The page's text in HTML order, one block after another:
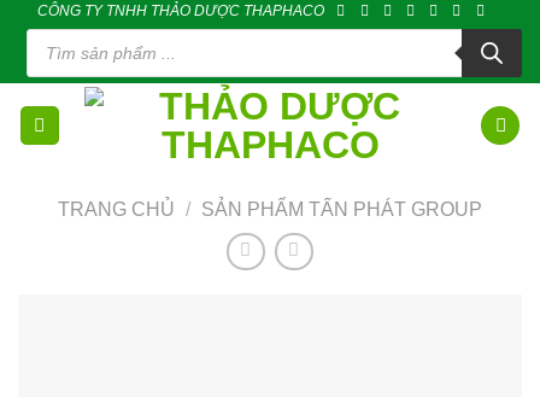
content
CÔNG TY TNHH THẢO DƯỢC THAPHACO
Tìm
kiếm
phẩm
TRANG CHỦ / SẢN PHẨM TẤN PHÁT GROUP